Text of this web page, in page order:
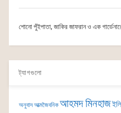
শোনো পুঁইপাতা, জাকির জাফরান ও এক
ট্যাগগুলো
অনুবাদ আত্মজৈবনিক আহমদ মিনহাজ